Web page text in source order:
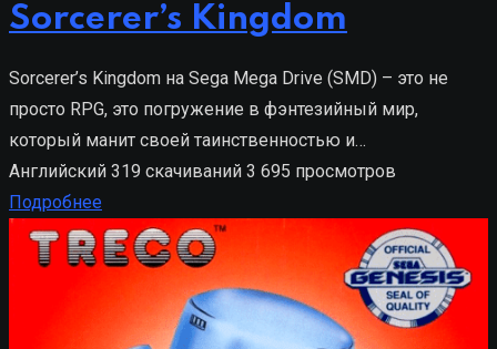
Sorcerer’s Kingdom
Sorcerer’s Kingdom на Sega Mega Drive (SMD) – это не
просто RPG, это погружение в фэнтезийный мир,
который манит своей таинственностью и…
Английский 319 скачиваний 3 695 просмотров
Подробнее